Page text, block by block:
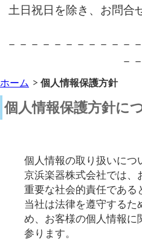
土日祝日を除き、お問合
－－－－－－－－－－－
－
ホーム 個人情報保護方針
個人情報保護方針に
個人情報の取り扱いにつ
京浜楽器株式会社では、
重要な社会的責任である
当社は法律を遵守するた
め、お客様の個人情報に
参ります。